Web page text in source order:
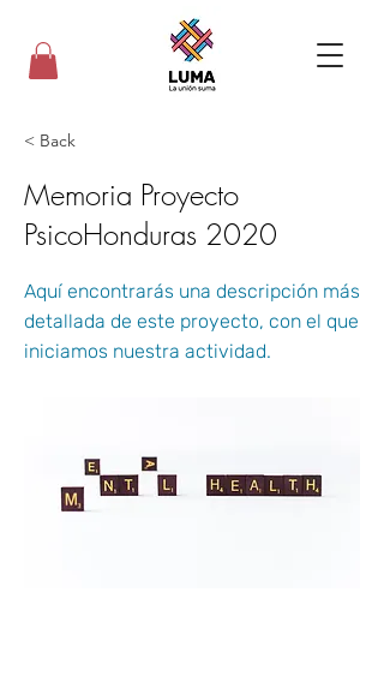
< Back
Memoria Proyecto
PsicoHonduras 2020
Aquí encontrarás una descripción más
detallada de este proyecto, con el que
iniciamos nuestra actividad.